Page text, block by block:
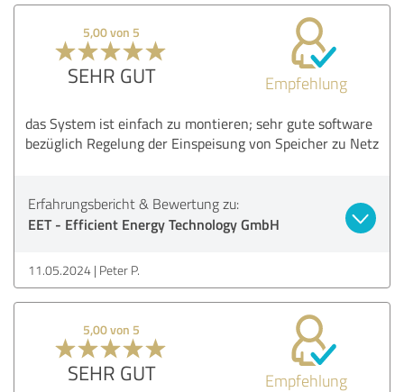
5,00 von 5
SEHR GUT Empfehlung
das System ist einfach zu montieren; sehr gute software
bezüglich Regelung der Einspeisung von Speicher zu Netz
Erfahrungsbericht & Bewertung zu:
EET - Efficient Energy Technology GmbH
11.05.2024 Peter P.
5,00 von 5
SEHR GUT Empfehlung